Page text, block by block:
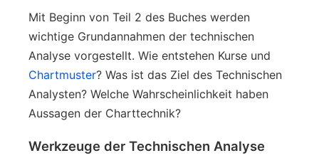
Mit Beginn von Teil 2 des Buches werden
wichtige Grundannahmen der technischen
Analyse vorgestellt. Wie entstehen Kurse und
Chartmuster? Was ist das Ziel des Technischen
Analysten? Welche Wahrscheinlichkeit haben
Aussagen der Charttechnik?
Werkzeuge der Technischen Analyse